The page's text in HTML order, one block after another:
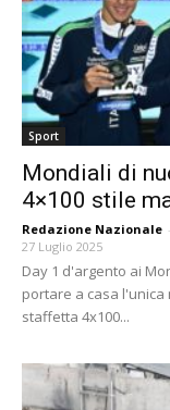
Sport
Mondiali di
4×100 stile
Redazione Nazionale -
27 Luglio 2025
Day 1 d'argento ai
portare a casa
staffetta 4x100...